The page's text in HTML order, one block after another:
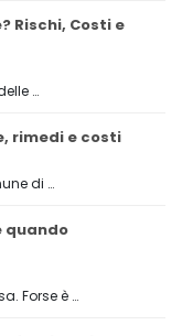
Rischi, Costi e
…
rimedi e costi
di …
quando
Forse è …